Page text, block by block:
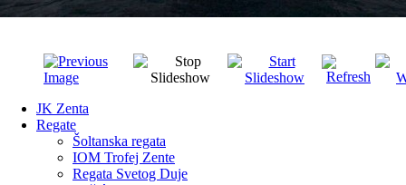
JK Zenta
Regate
Šoltanska regata
IOM Trofej Zente
Regata Svetog Duje